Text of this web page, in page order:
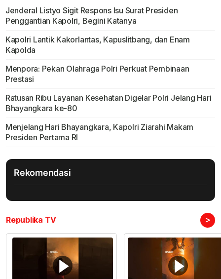
Jenderal Listyo Sigit Respons Isu Surat Presiden
Penggantian Kapolri, Begini Katanya
Kapolri Lantik Kakorlantas, Kapuslitbang, dan Enam
Kapolda
Menpora: Pekan Olahraga Polri Perkuat Pembinaan
Prestasi
Ratusan Ribu Layanan Kesehatan Digelar Polri Jelang Hari
Bhayangkara ke-80
Menjelang Hari Bhayangkara, Kapolri Ziarahi Makam
Presiden Pertama RI
Rekomendasi
Republika TV >